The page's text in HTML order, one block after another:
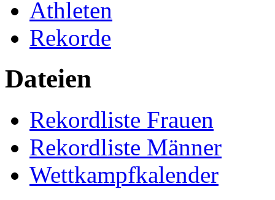
Athleten
Rekorde
Dateien
Rekordliste Frauen
Rekordliste Männer
Wettkampfkalender